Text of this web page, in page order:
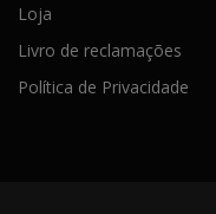
Loja
Livro de reclamações
Política de Privacidade